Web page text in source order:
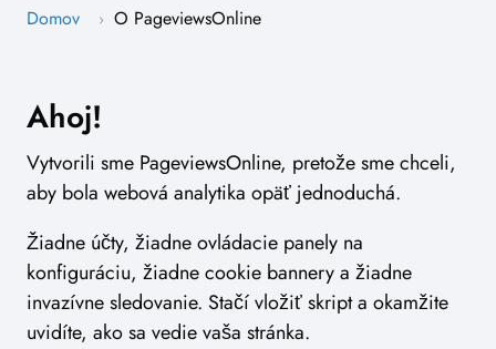
Domov › O PageviewsOnline
Ahoj!
Vytvorili sme PageviewsOnline, pretože sme chceli,
aby bola webová analytika opäť jednoduchá.
Žiadne účty, žiadne ovládacie panely na
konfiguráciu, žiadne cookie bannery a žiadne
invazívne sledovanie. Stačí vložiť skript a okamžite
uvidíte, ako sa vedie vaša stránka.